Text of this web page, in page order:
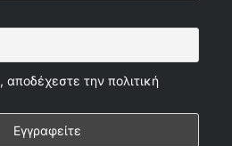
αποδέχεστε την πολιτική